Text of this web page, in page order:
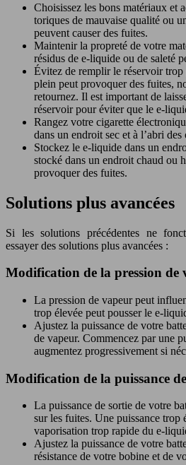
Choisissez les bons matériaux et
toriques de mauvaise qualité ou
peuvent causer des fuites.
Maintenir la propreté de votre
résidus de e-liquide ou de saleté
Évitez de remplir le réservoir
plein peut provoquer des fuites,
retournez. Il est important de
réservoir pour éviter que le e-
Rangez votre cigarette
dans un endroit sec et à l’abri des
Stockez le e-liquide dans un
stocké dans un endroit chaud ou
provoquer des fuites.
Solutions plus avancées
Si les solutions précédentes ne
essayer des solutions plus avancées :
Modification de la pression de
La pression de vapeur peut
trop élevée peut pousser le e-
Ajustez la puissance de votre
de vapeur. Commencez par une
augmentez progressivement si
Modification de la puissance
La puissance de sortie de votre
sur les fuites. Une puissance trop
vaporisation trop rapide du e-
Ajustez la puissance de votre
résistance de votre bobine et de